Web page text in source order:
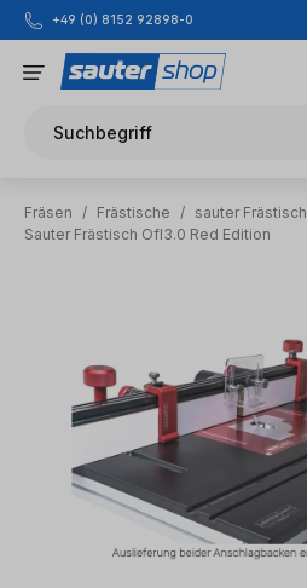
Zum Hauptinhalt springen
+49 (0) 8152 92898-0
Suchbegriff
Fräsen / Frästische / sauter Frästisch
Sauter Frästisch Ofl3.0 Red Edition